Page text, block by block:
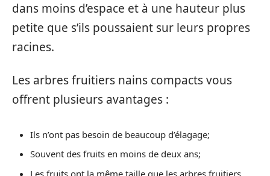
dans moins d’espace et à une hauteur plus
petite que s’ils poussaient sur leurs propres
racines.
Les arbres fruitiers nains compacts vous
offrent plusieurs avantages :
Ils n’ont pas besoin de beaucoup d’élagage;
Souvent des fruits en moins de deux ans;
Les fruits ont la même taille que les arbres fruitiers